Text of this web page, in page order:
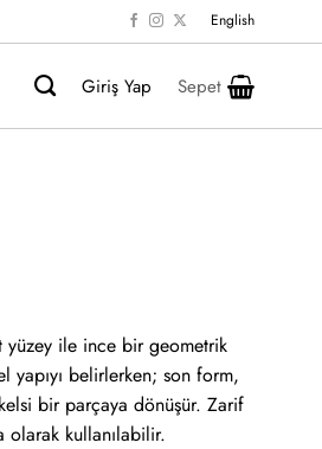
English
Giriş Yap Sepet
yüzey ile ince bir geometrik
yapıyı belirlerken; son form,
bir parçaya dönüşür. Zarif
kullanılabilir.